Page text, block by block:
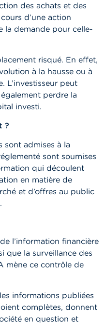
des achats et des
d’une action
la demande pour celle-
risqué. En effet,
à la hausse ou à
L’investisseur peut
perdre la
investi.
?
sont admises à la
sont soumises
qui découlent
en matière de
et d’offres au public
l’information financière
que la surveillance des
mène ce contrôle de
informations publiées
complètes, donnent
en question et